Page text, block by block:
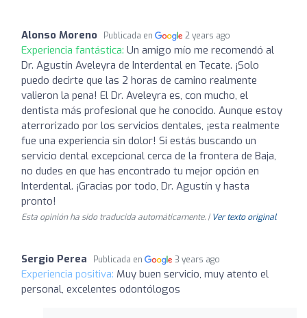
Alonso Moreno Publicada en 2 years ago
Experiencia fantástica: Un amigo mío me recomendó al
Dr. Agustín Aveleyra de Interdental en Tecate. ¡Solo
puedo decirte que las 2 horas de camino realmente
valieron la pena! El Dr. Aveleyra es, con mucho, el
dentista más profesional que he conocido. Aunque estoy
aterrorizado por los servicios dentales, ¡esta realmente
fue una experiencia sin dolor! Si estás buscando un
servicio dental excepcional cerca de la frontera de Baja,
no dudes en que has encontrado tu mejor opción en
Interdental. ¡Gracias por todo, Dr. Agustín y hasta
pronto!
Esta opinión ha sido traducida automáticamente. | Ver texto original
Sergio Perea Publicada en 3 years ago
Experiencia positiva: Muy buen servicio, muy atento el
personal, excelentes odontólogos